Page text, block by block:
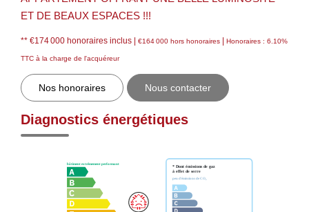
ET DE BEAUX ESPACES !!!
** €174 000 honoraires inclus | €164 000 hors honoraires | Honoraires : 6.10%
TTC à la charge de l'acquéreur
Nos honoraires Nous contacter
Diagnostics énergétiques